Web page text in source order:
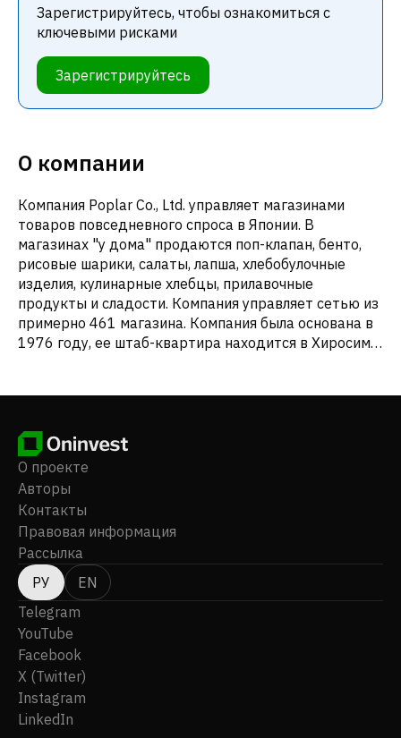
Зарегистрируйтесь, чтобы ознакомиться с
ключевыми рисками
Зарегистрируйтесь
О компании
Компания Poplar Co., Ltd. управляет магазинами
товаров повседневного спроса в Японии. В
магазинах "у дома" продаются поп-клапан, бенто,
рисовые шарики, салаты, лапша, хлебобулочные
изделия, кулинарные хлебцы, прилавочные
продукты и сладости. Компания управляет сетью из
примерно 461 магазина. Компания была основана в
1976 году, ее штаб-квартира находится в Хиросиме,
О проекте
Авторы
Контакты
Правовая информация
Рассылка
РУ
EN
Telegram
YouTube
Facebook
X (Twitter)
Instagram
LinkedIn